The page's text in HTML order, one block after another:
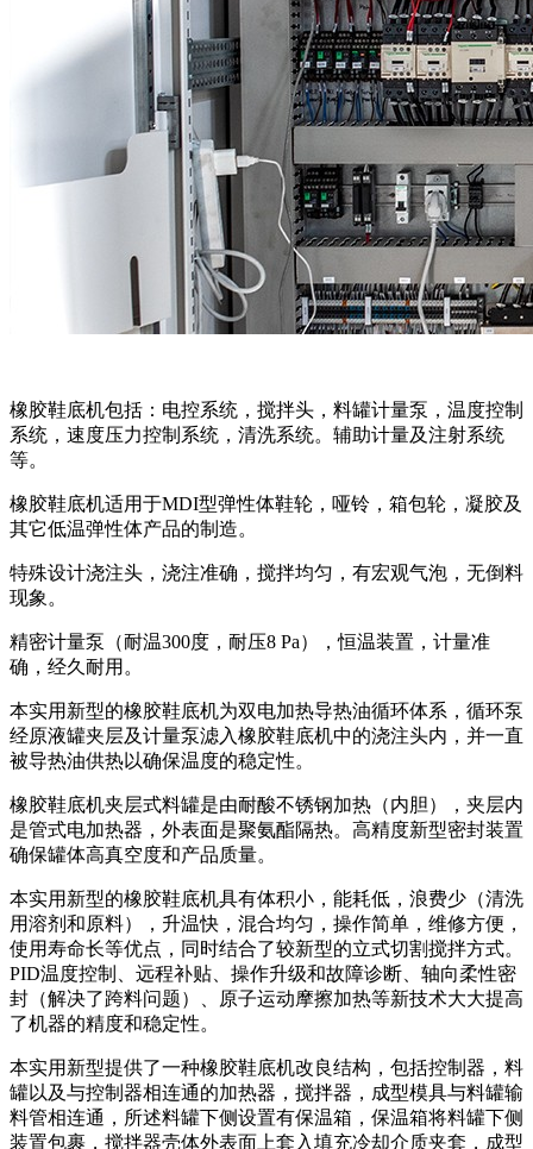
橡胶鞋底机包括：电控系统，搅拌头，料罐计量泵，温度控制
系统，速度压力控制系统，清洗系统。辅助计量及注射系统
等。
橡胶鞋底机适用于MDI型弹性体鞋轮，哑铃，箱包轮，凝胶及
其它低温弹性体产品的制造。
特殊设计浇注头，浇注准确，搅拌均匀，有宏观气泡，无倒料
现象。
精密计量泵（耐温300度，耐压8 Pa），恒温装置，计量准
确，经久耐用。
本实用新型的橡胶鞋底机为双电加热导热油循环体系，循环泵
经原液罐夹层及计量泵滤入橡胶鞋底机中的浇注头内，并一直
被导热油供热以确保温度的稳定性。
橡胶鞋底机夹层式料罐是由耐酸不锈钢加热（内胆），夹层内
是管式电加热器，外表面是聚氨酯隔热。高精度新型密封装置
确保罐体高真空度和产品质量。
本实用新型的橡胶鞋底机具有体积小，能耗低，浪费少（清洗
用溶剂和原料），升温快，混合均匀，操作简单，维修方便，
使用寿命长等优点，同时结合了较新型的立式切割搅拌方式。
PID温度控制、远程补贴、操作升级和故障诊断、轴向柔性密
封（解决了跨料问题）、原子运动摩擦加热等新技术大大提高
了机器的精度和稳定性。
本实用新型提供了一种橡胶鞋底机改良结构，包括控制器，料
罐以及与控制器相连通的加热器，搅拌器，成型模具与料罐输
料管相连通，所述料罐下侧设置有保温箱，保温箱将料罐下侧
装置包裹，搅拌器壳体外表面上套入填充冷却介质夹套，成型